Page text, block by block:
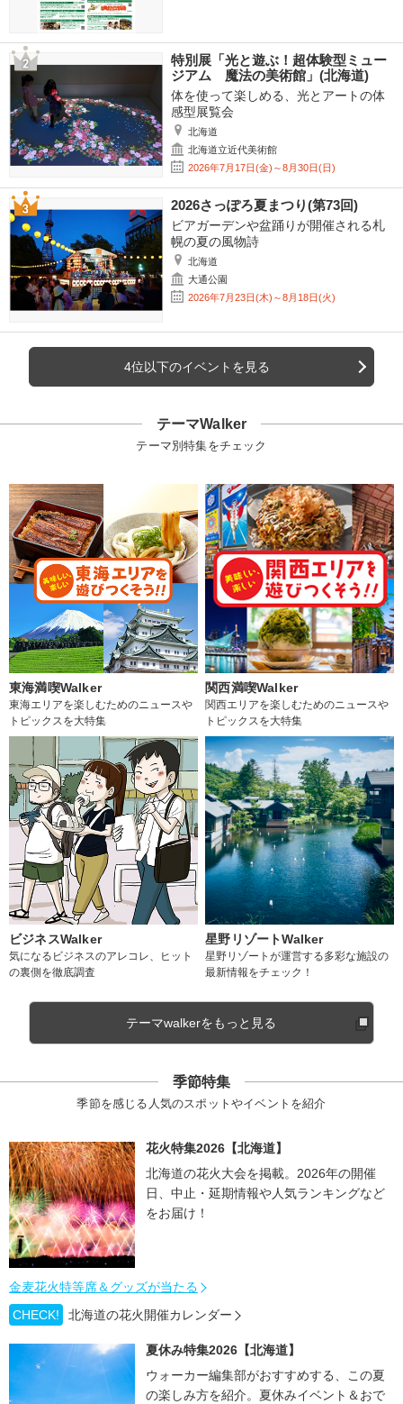
特別展「光と遊ぶ！超体験型ミュー
ジアム 魔法の美術館」(北海道)
体を使って楽しめる、光とアートの体
感型展覧会
北海道
北海道立近代美術館
2026年7月17日(金)～8月30日(日)
2026さっぽろ夏まつり(第73回)
ビアガーデンや盆踊りが開催される札
幌の夏の風物詩
北海道
大通公園
2026年7月23日(木)～8月18日(火)
4位以下のイベントを見る
テーマWalker
テーマ別特集をチェック
東海満喫Walker
東海エリアを楽しむためのニュースや
トピックスを大特集
関西満喫Walker
関西エリアを楽しむためのニュースや
トピックスを大特集
ビジネスWalker
気になるビジネスのアレコレ、ヒット
の裏側を徹底調査
星野リゾートWalker
星野リゾートが運営する多彩な施設の
最新情報をチェック！
テーマwalkerをもっと見る
季節特集
季節を感じる人気のスポットやイベントを紹介
花火特集2026【北海道】
北海道の花火大会を掲載。2026年の開催
日、中止・延期情報や人気ランキングなど
をお届け！
金麦花火特等席＆グッズが当たる
CHECK!
北海道の花火開催カレンダー
夏休み特集2026【北海道】
ウォーカー編集部がおすすめする、この夏
の楽しみ方を紹介。夏休みイベント＆おで